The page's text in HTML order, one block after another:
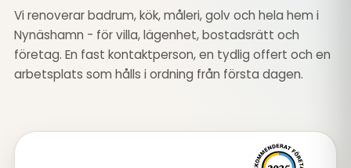
Vi renoverar badrum, kök, måleri, golv och hela hem i
Nynäshamn - för villa, lägenhet, bostadsrätt och
företag. En fast kontaktperson, en tydlig offert och en
arbetsplats som hålls i ordning från första dagen.